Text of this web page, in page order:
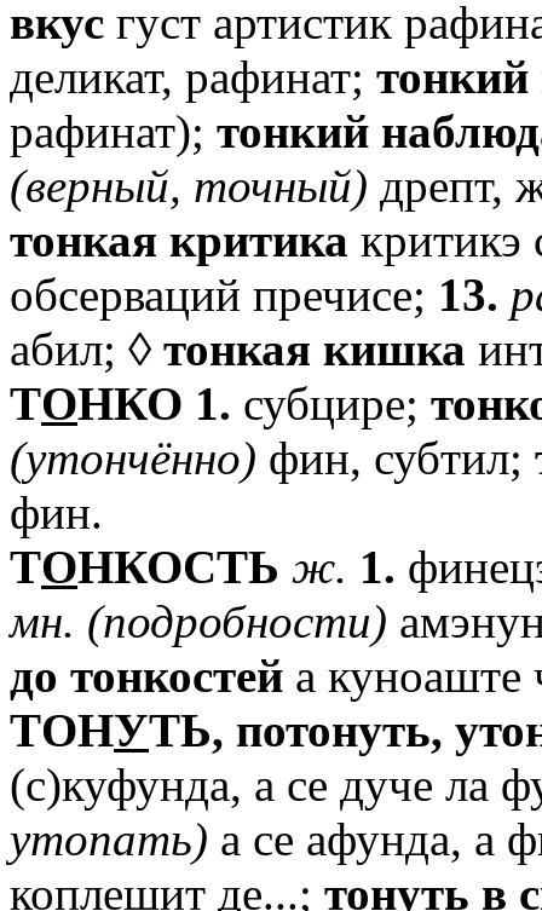
вкус густ артистик
деликат, рафинат; тонкий
рафинат); тонкий
(верный, точный) дрепт,
тонкая критика критикэ
обсерваций пречисе; 13.
абил; ◊ тонкая кишка
TОНКО 1. субцире;
(утончённо) фин, субтил;
фин.
TОНКОСТЬ ж. 1.
мн. (подробности)
до тонкостей а куноаште
TОНУТЬ, потонуть,
(с)куфунда, а се дуче ла
утопать) а се афунда, а
коплешит де...; тонуть в